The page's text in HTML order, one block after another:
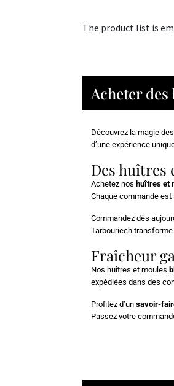
The product list is
Acheter
Découvrez la magie
d’une expérience
Des huîtres
Achetez nos huîtres et
Chaque commande est
Commandez dès
Tarbouriech
Fraîcheur
Nos huîtres et moules
expédiées dans des
Profitez d’unsavoir-
Passez votre